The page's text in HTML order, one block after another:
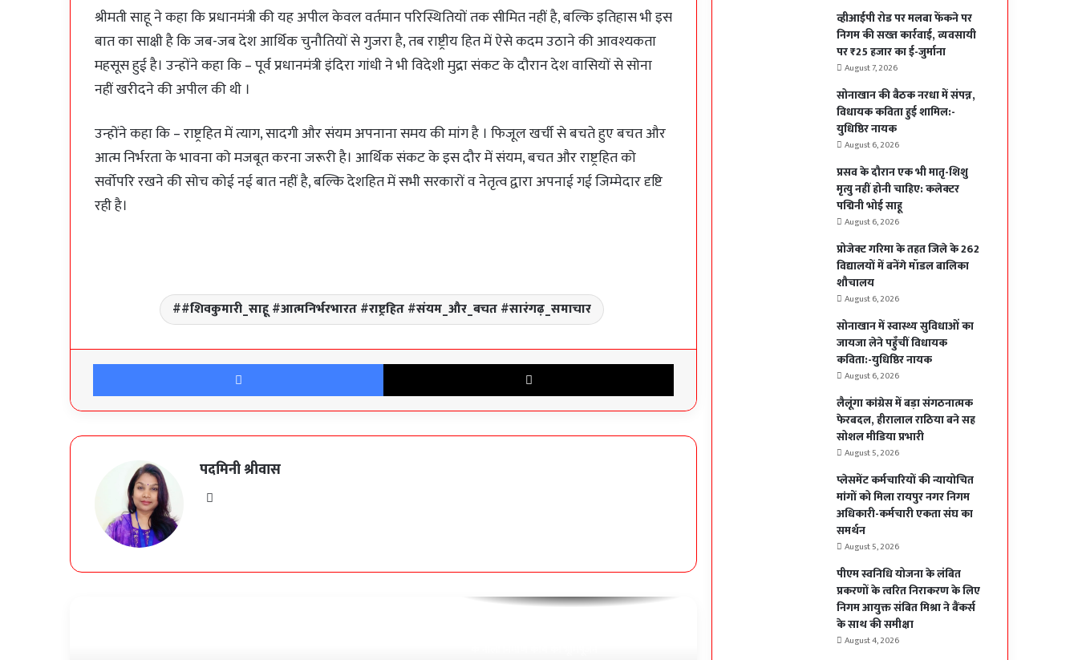
श्रीमती साहू ने कहा कि प्रधानमंत्री की यह अपील केवल वर्तमान परिस्थितियों तक सीमित नहीं है, बल्कि इतिहास भी इस
बात का साक्षी है कि जब-जब देश आर्थिक चुनौतियों से गुजरा है, तब राष्ट्रीय हित में ऐसे कदम उठाने की आवश्यकता
महसूस हुई है। उन्होंने कहा कि – पूर्व प्रधानमंत्री इंदिरा गांधी ने भी विदेशी मुद्रा संकट के दौरान देश वासियों से सोना
नहीं खरीदने की अपील की थी ।
उन्होंने कहा कि – राष्ट्रहित में त्याग, सादगी और संयम अपनाना समय की मांग है । फिजूल खर्ची से बचते हुए बचत और
आत्म निर्भरता के भावना को मजबूत करना जरूरी है। आर्थिक संकट के इस दौर में संयम, बचत और राष्ट्रहित को
सर्वोपरि रखने की सोच कोई नई बात नहीं है, बल्कि देशहित में सभी सरकारों व नेतृत्व द्वारा अपनाई गई जिम्मेदार दृष्टि
रही है।
#शिवकुमारी_साहू #आत्मनिर्भरभारत #राष्ट्रहित #संयम_और_बचत #सारंगढ़_समाचार
Facebook X
पदमिनी श्रीवास
बनेंगे मॉडल बालिका शौचालय
सोनाखान में स्वास्थ्य सुविधाओं का जायजा लेने पहुँचीं
विधायक कविता:-युधिष्ठिर नायक
राठिया बने सह सोशल मीडिया प्रभारी
व्हीआईपी रोड पर मलबा फेंकने पर
निगम की सख्त कार्रवाई, व्यवसायी
पर ₹25 हजार का ई-जुर्माना
August 7, 2026
सोनाखान की बैठक नरधा में संपन्न,
विधायक कविता हुई शामिल:-
युधिष्ठिर नायक
August 6, 2026
प्रसव के दौरान एक भी मातृ-शिशु
मृत्यु नहीं होनी चाहिए: कलेक्टर
पद्मिनी भोई साहू
August 6, 2026
प्रोजेक्ट गरिमा के तहत जिले के 262
विद्यालयों में बनेंगे मॉडल बालिका
शौचालय
August 6, 2026
सोनाखान में स्वास्थ्य सुविधाओं का
जायजा लेने पहुँचीं विधायक
कविता:-युधिष्ठिर नायक
August 6, 2026
लैलूंगा कांग्रेस में बड़ा संगठनात्मक
फेरबदल, हीरालाल राठिया बने सह
सोशल मीडिया प्रभारी
August 5, 2026
प्लेसमेंट कर्मचारियों की न्यायोचित
मांगों को मिला रायपुर नगर निगम
अधिकारी-कर्मचारी एकता संघ का
समर्थन
August 5, 2026
पीएम स्वनिधि योजना के लंबित
प्रकरणों के त्वरित निराकरण के लिए
निगम आयुक्त संबित मिश्रा ने बैंकर्स
के साथ की समीक्षा
August 4, 2026